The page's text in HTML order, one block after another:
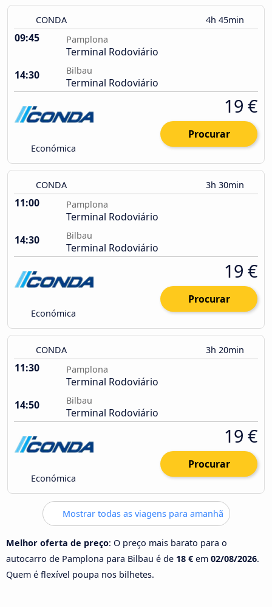
CONDA 4h 45min
09:45 Pamplona
Terminal Rodoviário
14:30
Bilbau
Terminal Rodoviário
Económica
19 €
Procurar
CONDA 3h 30min
11:00 Pamplona
Terminal Rodoviário
14:30
Bilbau
Terminal Rodoviário
Económica
19 €
Procurar
CONDA 3h 20min
11:30 Pamplona
Terminal Rodoviário
14:50
Bilbau
Terminal Rodoviário
Económica
19 €
Procurar
Mostrar todas as viagens para amanhã
Melhor oferta de preço: O preço mais barato para o
autocarro de Pamplona para Bilbau é de 18 € em 02/08/2026.
Quem é flexível poupa nos bilhetes.